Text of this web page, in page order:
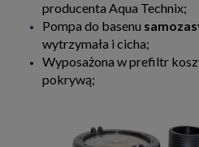
producenta Aqua Technix;
Pompa do basenu
wytrzymała i cicha;
Wyposażona w prefiltr
pokrywą;